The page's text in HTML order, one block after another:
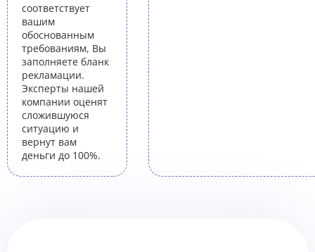
соответствует
вашим
обоснованным
требованиям, Вы
заполняете бланк
рекламации.
Эксперты нашей
компании оценят
сложившуюся
ситуацию и
вернут вам
деньги до 100%.